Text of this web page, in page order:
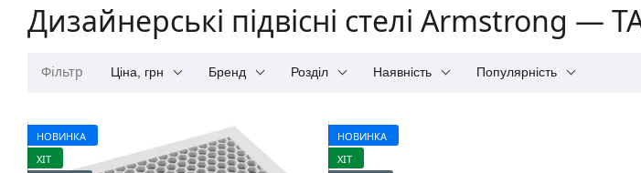
Дизайнерські підвісні стелі Armstrong —
Фільтр Ціна, грн Бренд Розділ Наявність Популярність
НОВИНКА
ХІТ
НОВИНКА
ХІТ